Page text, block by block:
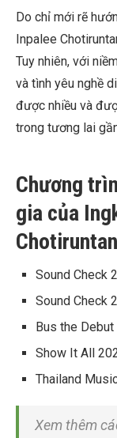
Do chỉ mới rẽ
Inpalee
Tuy nhiên, với
và tình yêu nghề
được nhiều và
trong tương lai
Chương
gia của
Sound Check
Sound Check
Bus the
Show It All
Thailand
Xem thêm